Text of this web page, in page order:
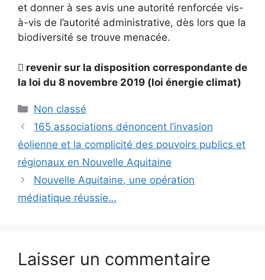
et donner à ses avis une autorité renforcée vis-
à-vis de l’autorité administrative, dès lors que la
biodiversité se trouve menacée.
 revenir sur la disposition correspondante de
la loi du 8 novembre 2019 (loi énergie climat)
Catégories
Non classé
165 associations dénoncent l’invasion
éolienne et la complicité des pouvoirs publics et
régionaux en Nouvelle Aquitaine
Nouvelle Aquitaine, une opération
médiatique réussie…
Laisser un commentaire